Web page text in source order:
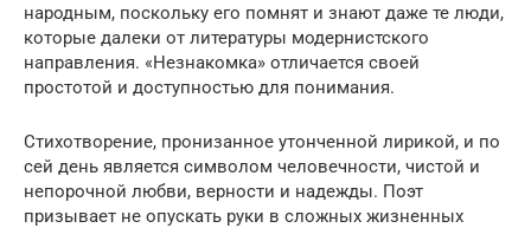
народным, поскольку его помнят и знают даже те люди,
которые далеки от литературы модернистского
направления. «Незнакомка» отличается своей
простотой и доступностью для понимания.
Стихотворение, пронизанное утонченной лирикой, и по
сей день является символом человечности, чистой и
непорочной любви, верности и надежды. Поэт
призывает не опускать руки в сложных жизненных